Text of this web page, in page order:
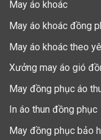
May áo khoác
May áo khoác đồng
May áo khoác theo
Xưởng may áo gió
May đồng phục áo
In áo thun đồng phục
May đồng phục bảo